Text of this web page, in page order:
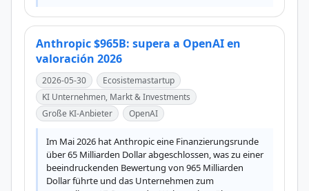
Anthropic $965B: supera a OpenAI en
valoración 2026
2026-05-30
Ecosistemastartup
KI Unternehmen, Markt & Investments
Große KI-Anbieter
OpenAI
Im Mai 2026 hat Anthropic eine Finanzierungsrunde
über 65 Milliarden Dollar abgeschlossen, was zu einer
beeindruckenden Bewertung von 965 Milliarden
Dollar führte und das Unternehmen zum